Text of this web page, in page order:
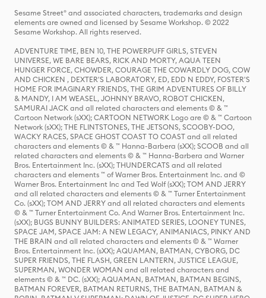
Sesame Street® and associated characters, trademarks and design
elements are owned and licensed by Sesame Workshop. © 2022
Sesame Workshop. All rights reserved.
ADVENTURE TIME, BEN 10, THE POWERPUFF GIRLS, STEVEN
UNIVERSE, WE BARE BEARS, RICK AND MORTY, AQUA TEEN
HUNGER FORCE, CHOWDER, COURAGE THE COWARDLY DOG, COW
AND CHICKEN , DEXTER'S LABORATORY, ED, EDD N EDDY, FOSTER'S
HOME FOR IMAGINARY FRIENDS, THE GRIM ADVENTURES OF BILLY
& MANDY, I AM WEASEL, JOHNNY BRAVO, ROBOT CHICKEN,
SAMURAI JACK and all related characters and elements © & ™
Cartoon Network (sXX); CARTOON NETWORK Logo are © & ™ Cartoon
Network (sXX); THE FLINTSTONES, THE JETSONS, SCOOBY-DOO,
WACKY RACES, SPACE GHOST COAST TO COAST and all related
characters and elements © & ™ Hanna-Barbera (sXX); SCOOB and all
related characters and elements © & ™ Hanna-Barbera and Warner
Bros. Entertainment Inc. (sXX); THUNDERCATS and all related
characters and elements ™ of Warner Bros. Entertainment Inc. and ©
Warner Bros. Entertainment Inc and Ted Wolf (sXX); TOM AND JERRY
and all related characters and elements © & ™ Turner Entertainment
Co. (sXX); TOM AND JERRY and all related characters and elements
© & ™ Turner Entertainment Co. And Warner Bros. Entertainment Inc.
(sXX); BUGS BUNNY BUILDERS: ANIMATED SERIES, LOONEY TUNES,
SPACE JAM, SPACE JAM: A NEW LEGACY, ANIMANIACS, PINKY AND
THE BRAIN and all related characters and elements © & ™ Warner
Bros. Entertainment Inc. (sXX); AQUAMAN, BATMAN, CYBORG, DC
SUPER FRIENDS, THE FLASH, GREEN LANTERN, JUSTICE LEAGUE,
SUPERMAN, WONDER WOMAN and all related characters and
elements © & ™ DC. (sXX); AQUAMAN, BATMAN, BATMAN BEGINS,
BATMAN FOREVER, BATMAN RETURNS, THE BATMAN, BATMAN &